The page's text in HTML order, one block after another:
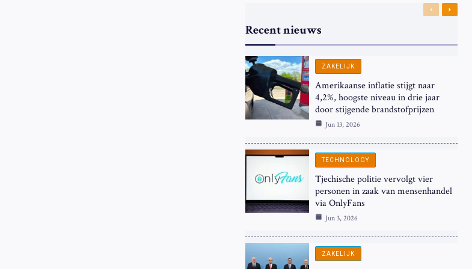
Recent nieuws
Previous
Next
ZAKELIJK
Amerikaanse inflatie stijgt naar
4,2%, hoogste niveau in drie jaar
door stijgende brandstofprijzen
Jun 13, 2026
TECHNOLOGY
Tjechische politie vervolgt vier
personen in zaak van mensenhandel
via OnlyFans
Jun 3, 2026
ZAKELIJK